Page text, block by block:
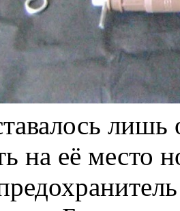
лишь
на её место